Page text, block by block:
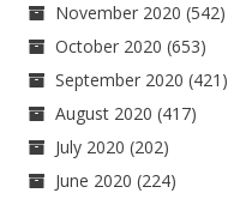
November 2020 (542)
October 2020 (653)
September 2020 (421)
August 2020 (417)
July 2020 (202)
June 2020 (224)